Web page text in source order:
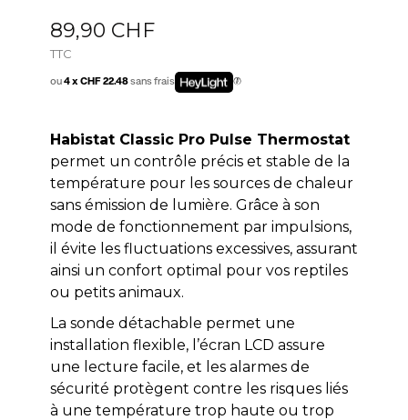
89,90 CHF
TTC
ou4 x CHF 22.48sans frais
Habistat Classic Pro Pulse Thermostat
permet un contrôle précis et stable de la
température pour les sources de chaleur
sans émission de lumière. Grâce à son
mode de fonctionnement par impulsions,
il évite les fluctuations excessives, assurant
ainsi un confort optimal pour vos reptiles
ou petits animaux.
La sonde détachable permet une
installation flexible, l’écran LCD assure
une lecture facile, et les alarmes de
sécurité protègent contre les risques liés
à une température trop haute ou trop